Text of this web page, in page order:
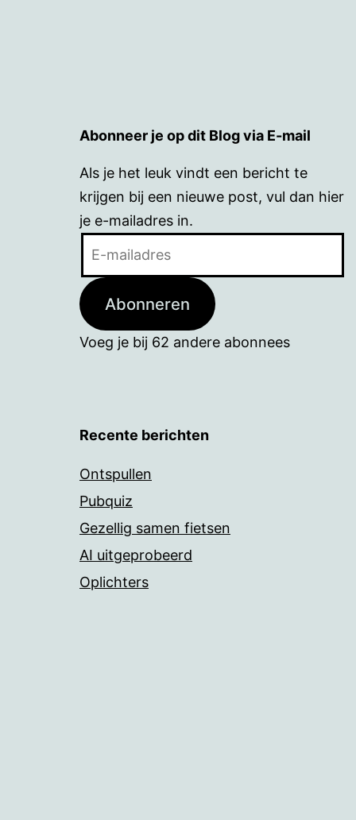
Abonneer je op dit Blog via E-mail
Als je het leuk vindt een bericht te
krijgen bij een nieuwe post, vul dan hier
je e-mailadres in.
Abonneren
Voeg je bij 62 andere abonnees
Recente berichten
Ontspullen
Pubquiz
Gezellig samen fietsen
AI uitgeprobeerd
Oplichters